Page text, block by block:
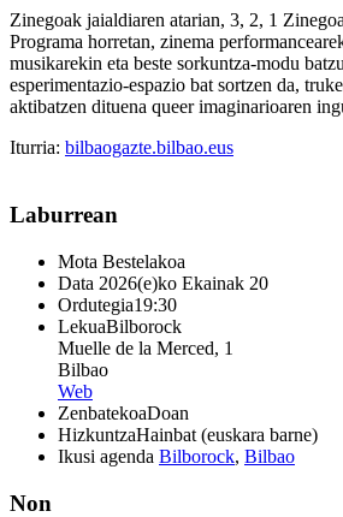
Zinegoak jaialdiaren atarian, 3, 2, 1
Programa horretan, zinema
musikarekin eta beste sorkuntza-modu
esperimentazio-espazio bat sortzen da,
aktibatzen dituena queer imaginarioaren
Iturria: bilbaogazte.bilbao.eus
Laburrean
Mota Bestelakoa
Data 2026(e)ko Ekainak 20
Ordutegia19:30
LekuaBilborock
Muelle de la Merced, 1
Bilbao
Web
ZenbatekoaDoan
HizkuntzaHainbat (euskara barne)
Ikusi agenda Bilborock, Bilbao
Non